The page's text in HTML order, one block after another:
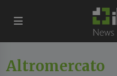
Altromercato